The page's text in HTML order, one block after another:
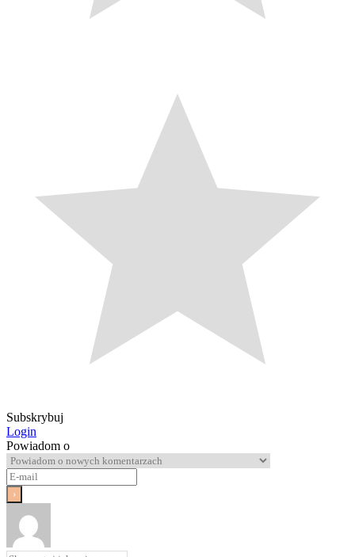
Subskrybuj
Login
Powiadom o